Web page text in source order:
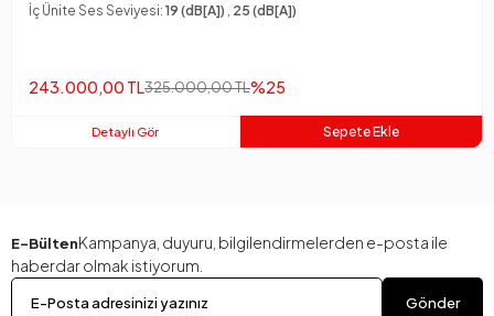
İç Ünite Ses Seviyesi: 19 (dB[A]) 25 (dB[A])
243.000,00 TL325.000,00 TL%25
Detaylı Gör Sepete Ekle
E-BültenKampanya, duyuru, bilgilendirmelerden e-posta ile
haberdar olmak istiyorum.
Gönder